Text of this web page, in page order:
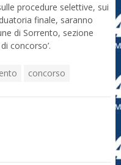
procedure selettive, sui
finale, saranno
di Sorrento, sezione
concorso’.
concorso